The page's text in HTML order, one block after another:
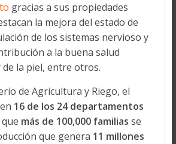
gracias a sus propiedades
la mejora del estado de
de los sistemas nervioso y
a la buena salud
la piel, entre otros.
de Agricultura y Riego, el
16 de los 24 departamentos
más de 100,000 familias se
que genera 11 millones